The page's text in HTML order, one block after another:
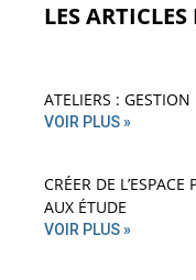
LES
ATELIERS : GESTION
VOIR PLUS »
CRÉER DE
AUX ÉTUDE
VOIR PLUS »